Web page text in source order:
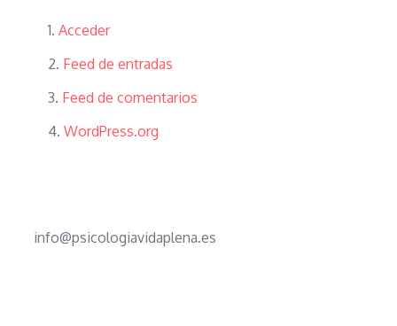
Acceder
Feed de entradas
Feed de comentarios
WordPress.org
info@psicologiavidaplena.es